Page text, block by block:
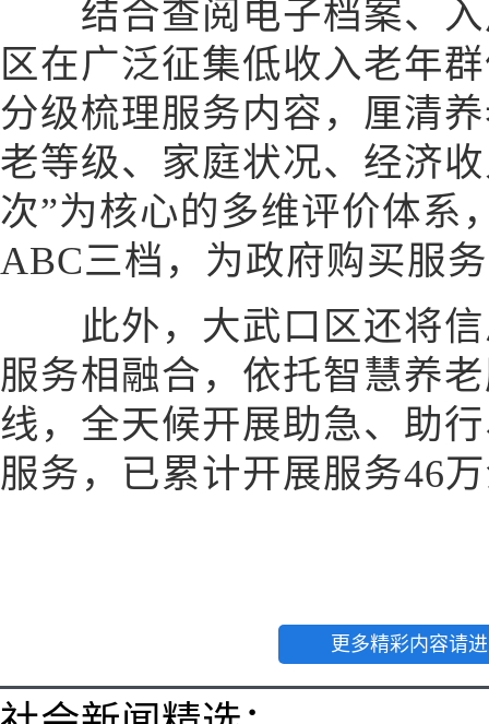
结合查阅电子档案、入
区在广泛征集低收入老年
分级梳理服务内容，厘清
老等级、家庭状况、经济
次”为核心的多维评价体系
ABC三档，为政府购买服
此外，大武口区还将信
服务相融合，依托智慧养
线，全天候开展助急、助
服务，已累计开展服务46
更多精彩内容请